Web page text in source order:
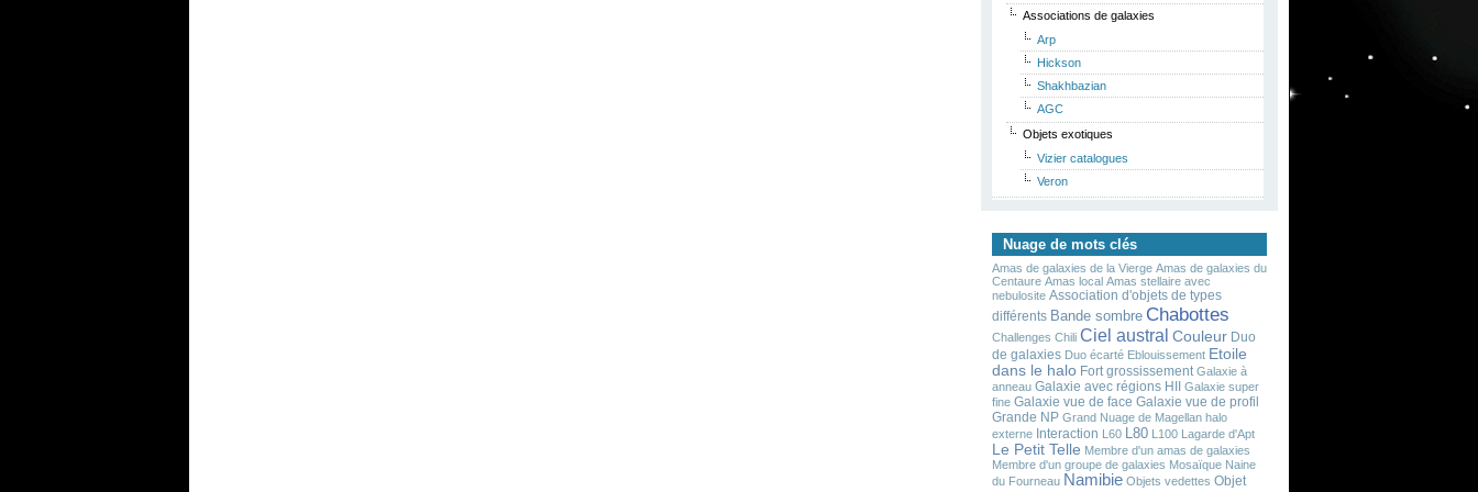
Associations de galaxies
Arp
Hickson
Shakhbazian
AGC
Objets exotiques
Vizier catalogues
Veron
Nuage de mots clés
Amas de galaxies de la Vierge Amas de galaxies du
Centaure Amas local Amas stellaire avec
nebulosite Association d'objets de types
différents Bande sombre Chabottes
Challenges Chili Ciel austral Couleur Duo
de galaxies Duo écarté Eblouissement Etoile
dans le halo Fort grossissement Galaxie à
anneau Galaxie avec régions HII
Galaxie super
fine Galaxie vue de face Galaxie vue de profil
Grande NP Grand Nuage de Magellan halo
externe Interaction L60 L80 L100 Lagarde d'Apt
Le Petit Telle Membre d'un amas de galaxies
Membre d'un groupe de galaxies Mosaïque Naine
du Fourneau Namibie Objets vedettes Objet